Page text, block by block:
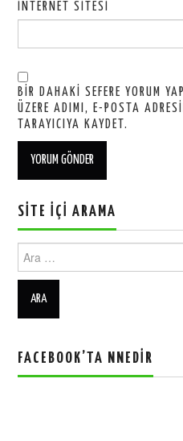
İNTERNET SITESI
BIR DAHAKI SEFERE YORUM
ÜZERE ADIMI, E-POSTA
TARAYICIYA KAYDET.
SITE İÇI ARAMA
Ara:
FACEBOOK’TA NNEDIR